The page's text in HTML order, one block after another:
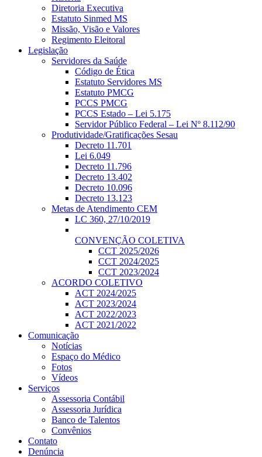
Diretoria Executiva
Estatuto Sinmed MS
Missão, Visão e Valores
Regimento Eleitoral
Legislação
Servidores da Saúde
Código de Ética
Estatuto Servidores MS
Estatuto PMCG
PCCS PMCG
PCCS Estado – Lei 5.175
Servidor Público Federal – Lei Nº 8.112/90
Produtividade/Gratificações Sesau
Decreto 11.701
Lei 6.049
Decreto 11.796
Decreto 13.402
Decreto 10.096
Decreto 13.123
Metas de Atendimento CEM
LC 360, 27/10/2019
CONVENÇÃO COLETIVA
CCT 2025/2026
CCT 2024/2025
CCT 2023/2024
ACORDO COLETIVO
ACT 2024/2025
ACT 2023/2024
ACT 2022/2023
ACT 2021/2022
Comunicação
Notícias
Espaço do Médico
Fotos
Vídeos
Serviços
Assessoria Contábil
Assessoria Jurídica
Banco de Talentos
Convênios
Contato
Denúncia